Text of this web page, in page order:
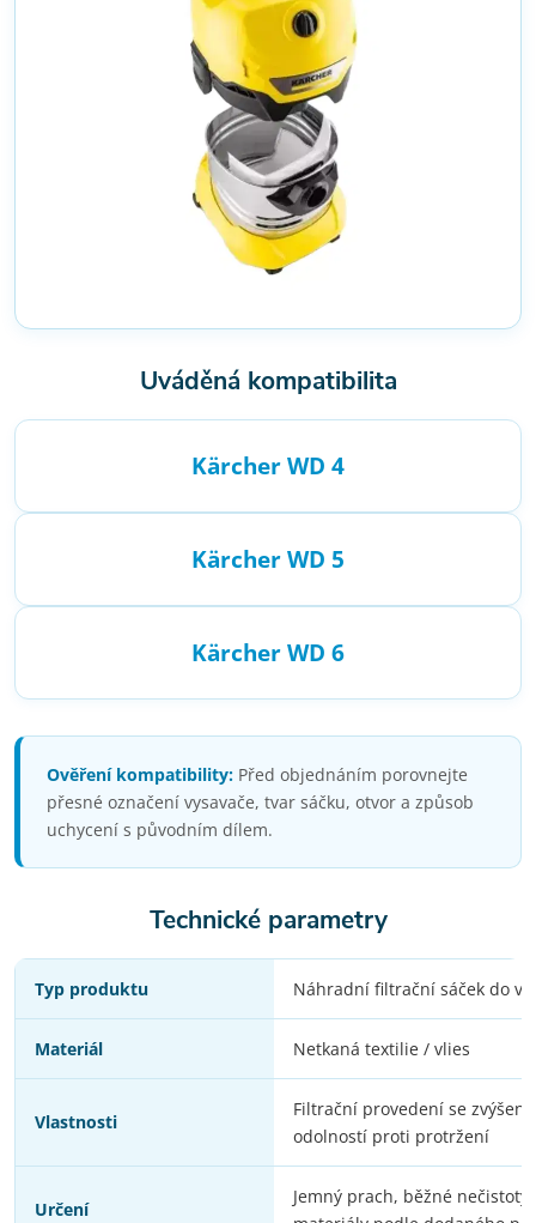
Uváděná kompatibilita
Kärcher WD 4
Kärcher WD 5
Kärcher WD 6
Ověření kompatibility: Před objednáním porovnejte
přesné označení vysavače, tvar sáčku, otvor a způsob
uchycení s původním dílem.
Technické parametry
Typ produktu Náhradní filtrační sáček do
Materiál Netkaná textilie / vlies
Vlastnosti
Filtrační provedení se
odolností proti protržení
Určení
Jemný prach, běžné